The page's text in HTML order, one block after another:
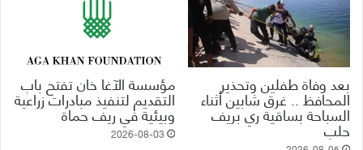
بعد وفاة طفلين وتحذير
المحافظ .. غرق شابين أثناء
السباحة بساقية ري بريف
حلب
مؤسسة الآغا خان تفتح باب
التقديم لتنفيذ مبادرات زراعية
وبيئية في ريف حماة
2026-08-03